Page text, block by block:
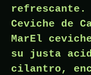
refrescante.
Ceviche de
MarEl
su justa
cilantro,